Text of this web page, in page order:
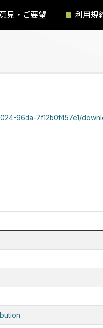
見・ご要望 利用規
download/